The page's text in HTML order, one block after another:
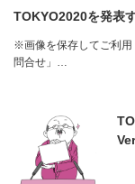
TOKYO2020を発表
※画像を保存してご利用
問合せ」…
Ver